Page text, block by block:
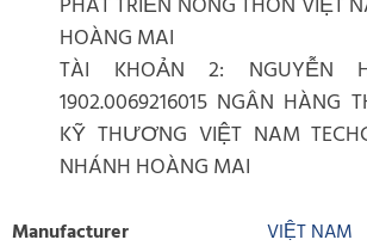
HOÀNG MAI
TÀI KHOẢN 2: NGUYỄN
1902.0069216015 NGÂN HÀNG
KỸ THƯƠNG VIỆT NAM
NHÁNH HOÀNG MAI
Manufacturer
VIỆT NAM